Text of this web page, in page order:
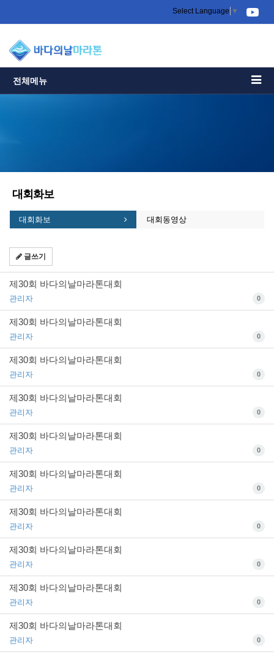
Select Language ▼
전체메뉴
대회화보
대회화보 대회동영상
글쓰기
제30회 바다의날마라톤대회
관리자 0
제30회 바다의날마라톤대회
관리자 0
제30회 바다의날마라톤대회
관리자 0
제30회 바다의날마라톤대회
관리자 0
제30회 바다의날마라톤대회
관리자 0
제30회 바다의날마라톤대회
관리자 0
제30회 바다의날마라톤대회
관리자 0
제30회 바다의날마라톤대회
관리자 0
제30회 바다의날마라톤대회
관리자 0
제30회 바다의날마라톤대회
관리자 0